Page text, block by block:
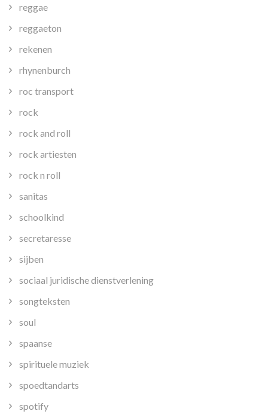
reggae
reggaeton
rekenen
rhynenburch
roc transport
rock
rock and roll
rock artiesten
rock n roll
sanitas
schoolkind
secretaresse
sijben
sociaal juridische dienstverlening
songteksten
soul
spaanse
spirituele muziek
spoedtandarts
spotify